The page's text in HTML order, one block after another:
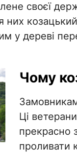
своєї
них
у дереві
​Чому
Ці
прекрасно
проливати